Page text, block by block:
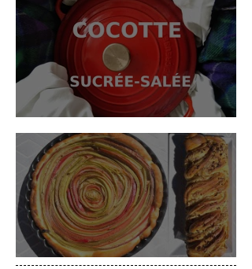
Cocotte sucrée-salée